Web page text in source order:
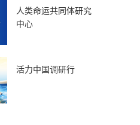
人类命运共同体研究
中心
活力中国调研行